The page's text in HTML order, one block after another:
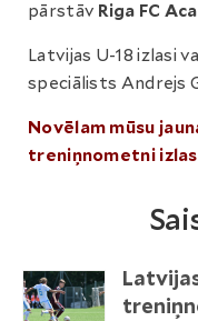
pārstāv Riga FC
Latvijas U-18 izlasi
speciālists Andrejs
Novēlam mūsu
treniņnometni